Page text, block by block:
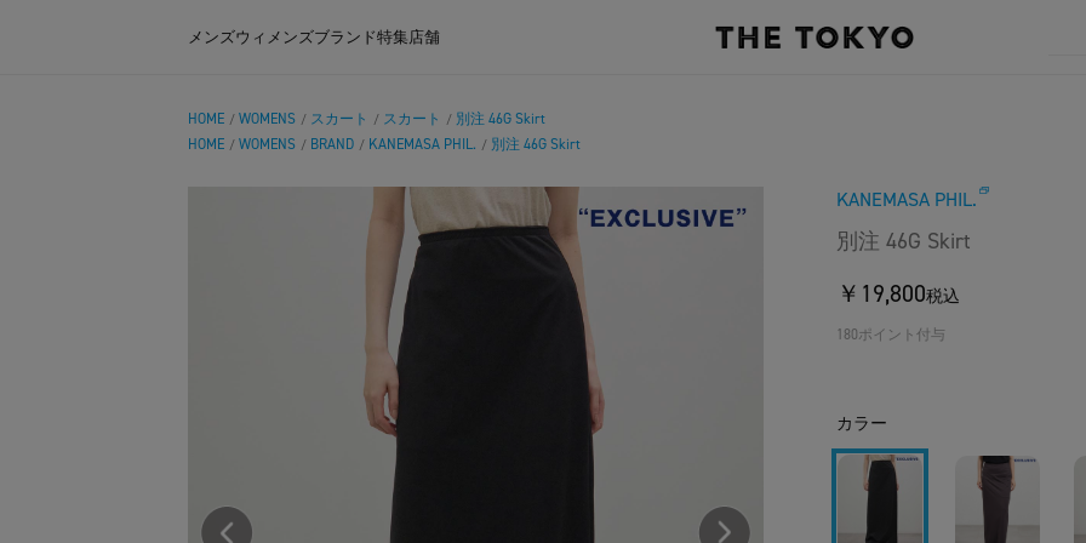
メンズウィメンズブランド特集店舗
HOME / WOMENS / スカート / スカート / 別注 46G Skirt
HOME / WOMENS / BRAND / KANEMASA PHIL. / 別注 46G Skirt
KANEMASA PHIL.
別注 46G Skirt
￥19,800税込
180ポイント付与
カラー